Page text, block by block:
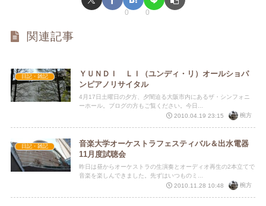
0 0
関連記事
日記・雑記
ＹＵＮＤＩ ＬＩ（ユンディ・リ）オールショパ
ンピアノリサイタル
4月17日土曜日の夕方、夕闇迫る大阪市内にあるザ・シンフォニ
ーホール。ブログの方もご覧ください。今日...
2010.04.19 23:15
椀方
日記・雑記
音楽大学オーケストラフェスティバル＆出水電器
11月度試聴会
昨日は昼からオーケストラの生演奏とオーディオ再生の2本立てで
音楽を楽しんできました。先ずはいつものミ...
2010.11.28 10:48
椀方